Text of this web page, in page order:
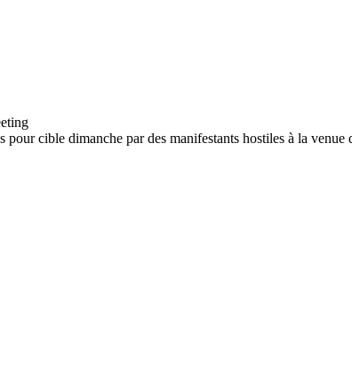
cible dimanche par des manifestants hostiles à la venue